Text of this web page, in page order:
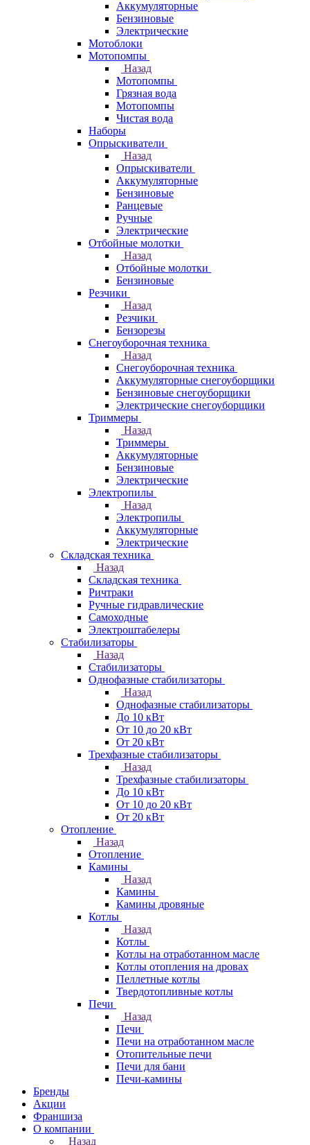
Аккумуляторные
Бензиновые
Электрические
Мотоблоки
Мотопомпы
Назад
Мотопомпы
Грязная вода
Мотопомпы
Чистая вода
Наборы
Опрыскиватели
Назад
Опрыскиватели
Аккумуляторные
Бензиновые
Ранцевые
Ручные
Электрические
Отбойные молотки
Назад
Отбойные молотки
Бензиновые
Резчики
Назад
Резчики
Бензорезы
Снегоуборочная техника
Назад
Снегоуборочная техника
Аккумуляторные снегоуборщики
Бензиновые снегоуборщики
Электрические снегоуборщики
Триммеры
Назад
Триммеры
Аккумуляторные
Бензиновые
Электрические
Электропилы
Назад
Электропилы
Аккумуляторные
Электрические
Складская техника
Назад
Складская техника
Ричтраки
Ручные гидравлические
Самоходные
Электроштабелеры
Стабилизаторы
Назад
Стабилизаторы
Однофазные стабилизаторы
Назад
Однофазные стабилизаторы
До 10 кВт
От 10 до 20 кВт
От 20 кВт
Трехфазные стабилизаторы
Назад
Трехфазные стабилизаторы
До 10 кВт
От 10 до 20 кВт
От 20 кВт
Отопление
Назад
Отопление
Камины
Назад
Камины
Камины дровяные
Котлы
Назад
Котлы
Котлы на отработанном масле
Котлы отопления на дровах
Пеллетные котлы
Твердотопливные котлы
Печи
Назад
Печи
Печи на отработанном масле
Отопительные печи
Печи для бани
Печи-камины
Бренды
Акции
Франшиза
О компании
Назад